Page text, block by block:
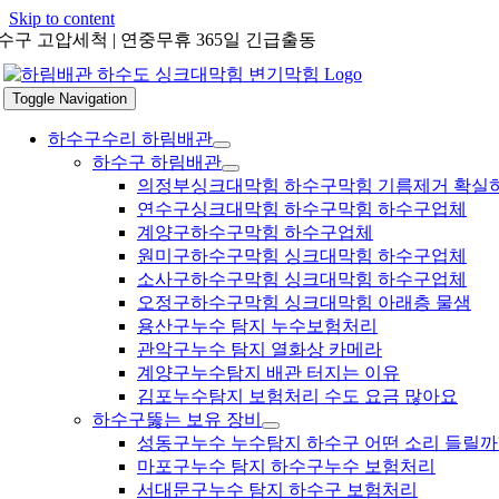
Skip to content
구 고압세척 | 연중무휴 365일 긴급출동
Toggle Navigation
하수구수리 하림배관
하수구 하림배관
의정부싱크대막힘 하수구막힘 기름제거 확실
연수구싱크대막힘 하수구막힘 하수구업체
계양구하수구막힘 하수구업체
원미구하수구막힘 싱크대막힘 하수구업체
소사구하수구막힘 싱크대막힘 하수구업체
오정구하수구막힘 싱크대막힘 아래층 물샘
용산구누수 탐지 누수보험처리
관악구누수 탐지 열화상 카메라
계양구누수탐지 배관 터지는 이유
김포누수탐지 보험처리 수도 요금 많아요
하수구뚫는 보유 장비
성동구누수 누수탐지 하수구 어떤 소리 들릴까
마포구누수 탐지 하수구누수 보험처리
서대문구누수 탐지 하수구 보험처리